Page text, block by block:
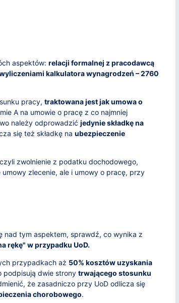
aspektów: relacji formalnej z pracodawcą
kalkulatora wynagrodzeń – 2760
pracy, traktowana jest jak umowa o
A na umowie o pracę z co najmniej
należy odprowadzić jedynie składkę na
się też składkę na ubezpieczenie
zwolnienie z podatku dochodowego,
zlecenie, ale i umowy o pracę, przy
nad tym aspektem, sprawdź, co wynika z
rękę" w przypadku UoD.
przypadkach aż 50% kosztów uzyskania
podpisują dwie strony trwającego stosunku
że zasadniczo przy UoD odlicza się
chorobowego.